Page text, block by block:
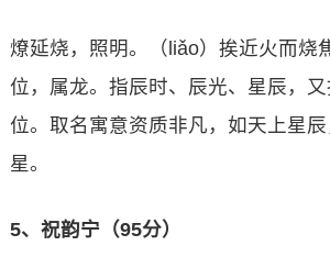
燎延烧，照明。（liǎo）挨近火而烧
位，属龙。指辰时、辰光、星辰，
位。取名寓意资质非凡，如天上星
星。
5、祝韵宁（95分）